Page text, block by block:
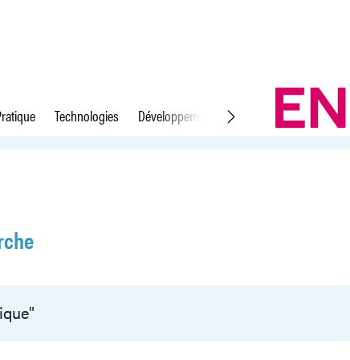
Technologies Développement durable Droit du travail